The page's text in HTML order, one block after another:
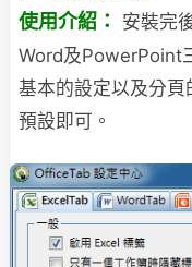
使用介紹：
安裝完
Word及PowerPoint
基本的設定以及分
預設即可。